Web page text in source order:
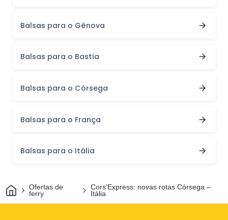
Balsas para o Gênova
Balsas para o Bastia
Balsas para o Córsega
Balsas para o França
Balsas para o Itália
CasaOfertas de
ferry
Cors’Express: novas rotas Córsega –
Itália